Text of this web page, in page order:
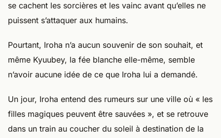
se cachent les sorcières et les vainc avant qu’elles ne
puissent s’attaquer aux humains.
Pourtant, Iroha n’a aucun souvenir de son souhait, et
même Kyuubey, la fée blanche elle-même, semble
n’avoir aucune idée de ce que Iroha lui a demandé.
Un jour, Iroha entend des rumeurs sur une ville où « les
filles magiques peuvent être sauvées », et se retrouve
dans un train au coucher du soleil à destination de la